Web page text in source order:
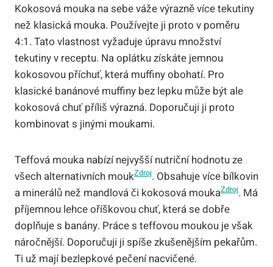
Kokosová mouka na sebe váže výrazně více tekutiny
než klasická mouka. Používejte ji proto v poměru
4:1. Tato vlastnost vyžaduje úpravu množství
tekutiny v receptu. Na oplátku získáte jemnou
kokosovou příchuť, která muffiny obohatí. Pro
klasické banánové muffiny bez lepku může být ale
kokosová chuť příliš výrazná. Doporučuji ji proto
kombinovat s jinými moukami.
Teffová mouka nabízí nejvyšší nutriční hodnotu ze
všech alternativních moukZdroj. Obsahuje více bílkovin
a minerálů než mandlová či kokosová moukaZdroj. Má
příjemnou lehce oříškovou chuť, která se dobře
doplňuje s banány. Práce s teffovou moukou je však
náročnější. Doporučuji ji spíše zkušenějším pekařům.
Ti už mají bezlepkové pečení nacvičené.